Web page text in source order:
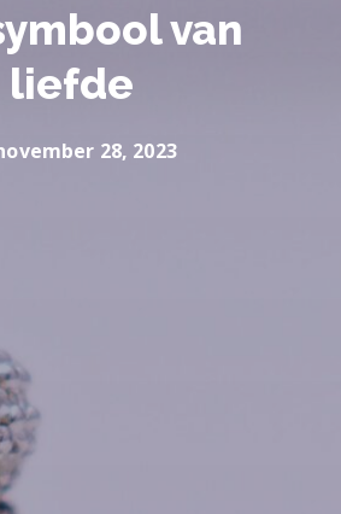
van
liefde
28, 2023